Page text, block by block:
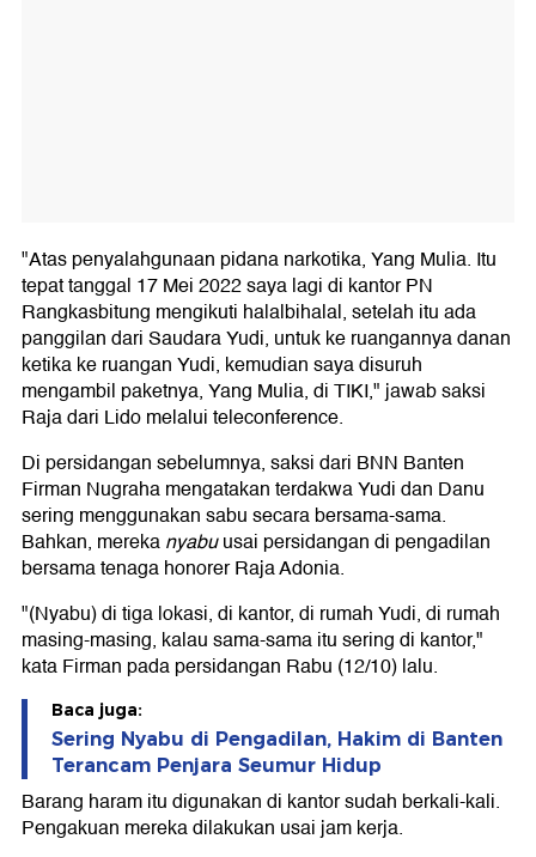
"Atas penyalahgunaan pidana narkotika, Yang Mulia. Itu
tepat tanggal 17 Mei 2022 saya lagi di kantor PN
Rangkasbitung mengikuti halalbihalal, setelah itu ada
panggilan dari Saudara Yudi, untuk ke ruangannya danan
ketika ke ruangan Yudi, kemudian saya disuruh
mengambil paketnya, Yang Mulia, di TIKI," jawab saksi
Raja dari Lido melalui teleconference.
Di persidangan sebelumnya, saksi dari BNN Banten
Firman Nugraha mengatakan terdakwa Yudi dan Danu
sering menggunakan sabu secara bersama-sama.
Bahkan, merekanyabuusai persidangan di pengadilan
bersama tenaga honorer Raja Adonia.
"(Nyabu) di tiga lokasi, di kantor, di rumah Yudi, di rumah
masing-masing, kalau sama-sama itu sering di kantor,"
kata Firman pada persidangan Rabu (12/10) lalu.
Baca juga:
Sering Nyabu di Pengadilan, Hakim di Banten
Terancam Penjara Seumur Hidup
Barang haram itu digunakan di kantor sudah berkali-kali.
Pengakuan mereka dilakukan usai jam kerja.